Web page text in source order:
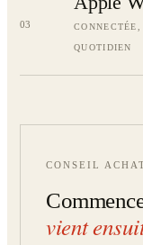
03
QUOTIDIEN
CONSEIL
vient